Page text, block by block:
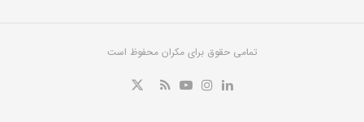
تمامی حقوق برای مکران محفوظ است